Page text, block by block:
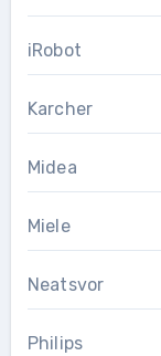
iRobot
Karcher
Midea
Miele
Neatsvor
Philips